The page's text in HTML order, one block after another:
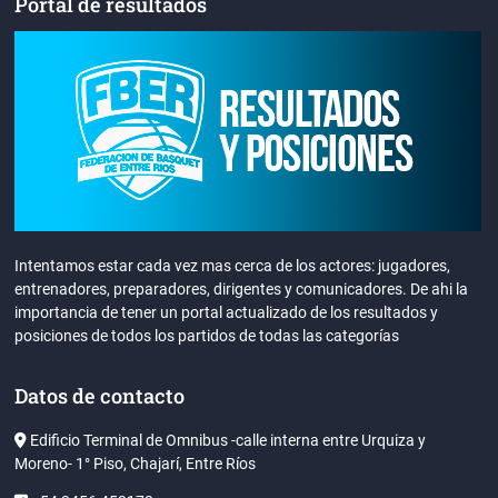
Intentamos estar cada vez mas cerca de los actores: jugadores,
entrenadores, preparadores, dirigentes y comunicadores. De ahi la
importancia de tener un portal actualizado de los resultados y
posiciones de todos los partidos de todas las categorías
Datos de contacto
Edificio Terminal de Omnibus -calle interna entre Urquiza y
Moreno- 1° Piso, Chajarí, Entre Ríos